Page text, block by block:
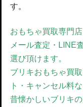
す。
おもちゃ買取専門
メール査定・LINE
選び頂けます。
ブリキおもちゃ買取
ト・キャンセル料
昔懐かしいブリキ